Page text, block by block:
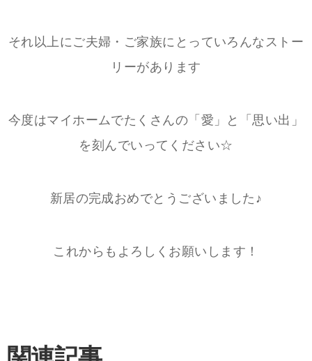
それ以上にご夫婦・ご家族にとっていろんなストー
リーがあります
今度はマイホームでたくさんの「愛」と「思い出」
を刻んでいってください☆
新居の完成おめでとうございました♪
これからもよろしくお願いします！